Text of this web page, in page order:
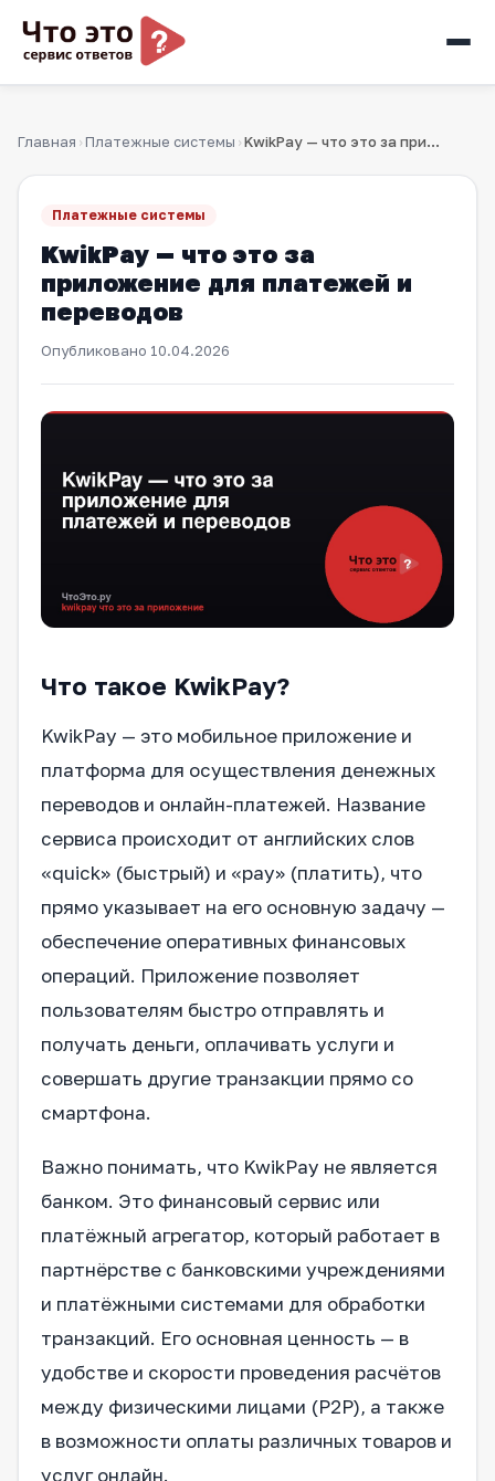
Главная › Платежные системы › KwikPay — что это за приложение для платежей и переводов
Платежные системы
KwikPay — что это за
приложение для платежей и
переводов
Опубликовано 10.04.2026
Что такое KwikPay?
KwikPay — это мобильное приложение и
платформа для осуществления денежных
переводов и онлайн-платежей. Название
сервиса происходит от английских слов
«quick» (быстрый) и «pay» (платить), что
прямо указывает на его основную задачу —
обеспечение оперативных финансовых
операций. Приложение позволяет
пользователям быстро отправлять и
получать деньги, оплачивать услуги и
совершать другие транзакции прямо со
смартфона.
Важно понимать, что KwikPay не является
банком. Это финансовый сервис или
платёжный агрегатор, который работает в
партнёрстве с банковскими учреждениями
и платёжными системами для обработки
транзакций. Его основная ценность — в
удобстве и скорости проведения расчётов
между физическими лицами (P2P), а также
в возможности оплаты различных товаров и
услуг онлайн.